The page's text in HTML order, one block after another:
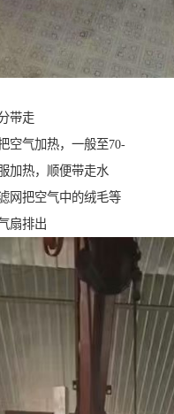
带走
空气加热，一般至70-
加热，顺便带走水
网把空气中的绒毛等
扇排出